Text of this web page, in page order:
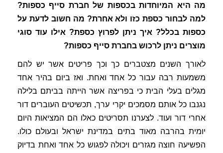
מה היא המיוחדות בכספות של חברת סייף כספות?
למה לבחור כספת כזו ולא אחרת? מה חשוב לדעת על
כספות בכלל? איך ניתן לפרוץ כספת? אילו עוד סוגי
מוצרים ניתן לרכוש בחברת סייף כספות?
לאורך השנים מצטברים כך וכך פריטים אשר יש להם
משמעות רבה עבור כל אחד ואחת. ואז ביום בהיר אחד
מגלים בעלי הבית כי בפריצה אשר הייתה בביתם בלילה
נגנבו כל אותם מסמכים יקרי ערך, תכשיטים העוברים דור
אחרי דור ועוד. לצערנו תסריטים כאלו הם המציאות היום
יומית בהרבה מאוד בתים במדינת ישראל ובעולם כולו.
הפשיעה חוצה מגזרים ויכולה לפגוש כל אחד ואחת בדיוק